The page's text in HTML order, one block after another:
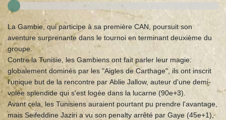
La Gambie, qui participe à sa première CAN, poursuit son
aventure surprenante dans le tournoi en terminant deuxième du
groupe.
Contre la Tunisie, les Gambiens ont fait parler leur magie:
globalement dominés par les "Aigles de Carthage", ils ont inscrit
l'unique but de la rencontre par Ablie Jallow, auteur d'une demi-
volée splendide qui s'est logée dans la lucarne (90e+3).
Avant cela, les Tunisiens auraient pourtant pu prendre l'avantage,
mais Seifeddine Jaziri a vu son penalty arrêté par Gaye (45e+1),